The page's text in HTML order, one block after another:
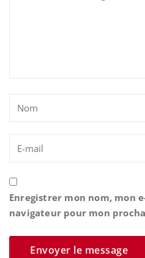
Enregistrer mon nom, mon
navigateur pour mon